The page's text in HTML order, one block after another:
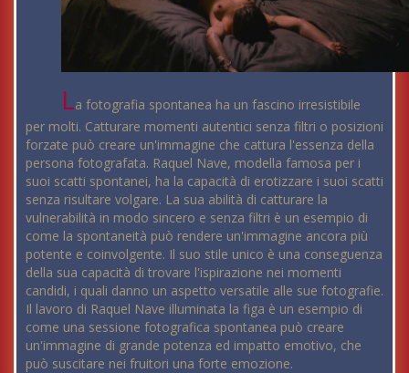
La fotografia spontanea ha un fascino irresistibile
per molti. Catturare momenti autentici senza filtri o posizioni
forzate può creare un'immagine che cattura l'essenza della
persona fotografata. Raquel Nave, modella famosa per i
suoi scatti spontanei, ha la capacità di erotizzare i suoi scatti
senza risultare volgare. La sua abilità di catturare la
vulnerabilità in modo sincero e senza filtri è un esempio di
come la spontaneità può rendere un'immagine ancora più
potente e coinvolgente. Il suo stile unico è una conseguenza
della sua capacità di trovare l'ispirazione nei momenti
candidi, i quali danno un aspetto versatile alle sue fotografie.
Il lavoro di Raquel Nave illuminata la figa è un esempio di
come una sessione fotografica spontanea può creare
un'immagine di grande potenza ed impatto emotivo, che
può suscitare nei fruitori una forte emozione.